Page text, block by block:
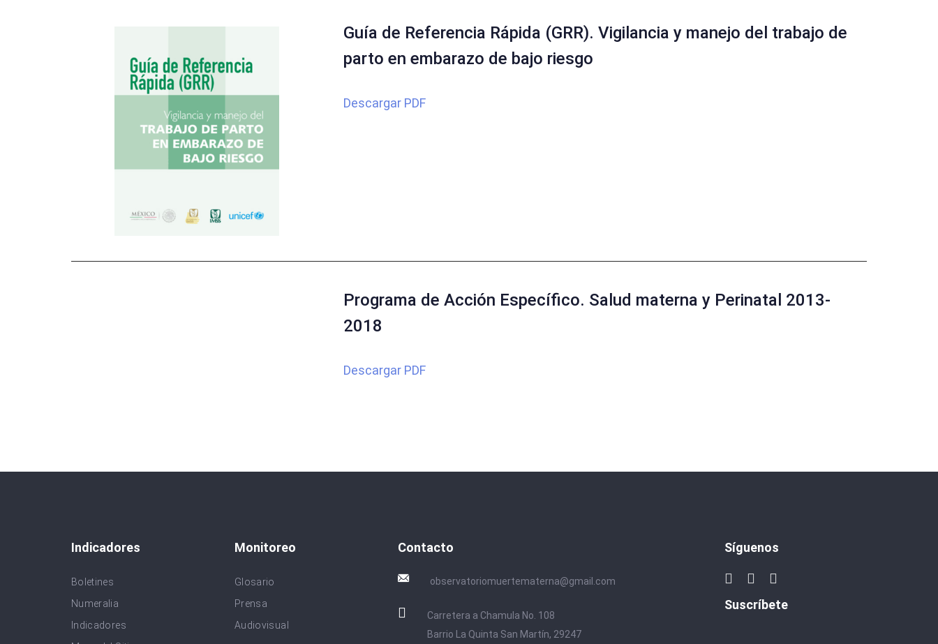
Guía de Referencia Rápida (GRR). Vigilancia y manejo del trabajo de
parto en embarazo de bajo riesgo
Descargar PDF
Programa de Acción Específico. Salud materna y Perinatal 2013-
2018
Descargar PDF
Indicadores
Boletines
Numeralia
Indicadores
Monitoreo
Glosario
Prensa
Audiovisual
Contacto
observatoriomuertematerna@gmail.com
Carretera a Chamula No. 108
Barrio La Quinta San Martín, 29247
Síguenos
Suscríbete